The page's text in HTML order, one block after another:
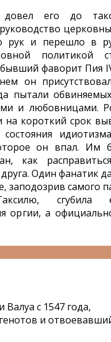
довел его до
рук и перешло в
политикой
фаворит Пия
он
пытали
и любовницами.
на короткий срок
он впал. Им
как
Один фанатик
заподозрив самого
сгубила
оргии, а
с 1547 года,
и